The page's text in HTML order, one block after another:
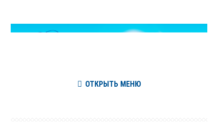
ОТКРЫТЬ МЕНЮ